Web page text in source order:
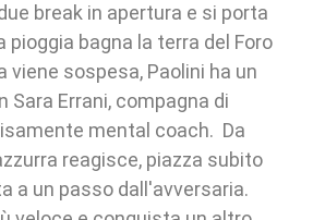
break in apertura e si porta
pioggia bagna la terra del Foro
viene sospesa, Paolini ha un
Sara Errani, compagna di
mental coach. Da
reagisce, piazza subito
a un passo dall'avversaria.